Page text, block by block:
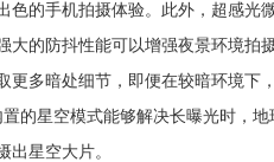
色的手机拍摄体验。此外，超感光
大的防抖性能可以增强夜景环境拍
更多暗处细节，即便在较暗环境下
的星空模式能够解决长曝光时，
出星空大片。